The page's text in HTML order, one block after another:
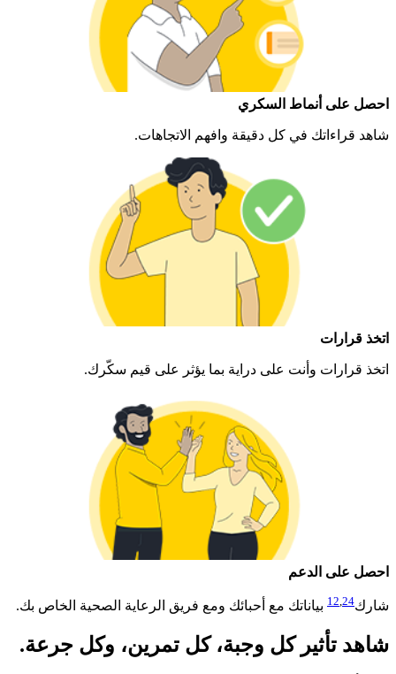
احصل على أنماط السكري​
شاهد قراءاتك في كل دقيقة وافهم الاتجاهات.
اتخذ قرارات
اتخذ قرارات وأنت على دراية بما يؤثر على قيم سكّرك.
احصل على الدعم
شارك 12,24 بياناتك مع أحبائك ومع فريق الرعاية الصحية الخاص بك.
شاهد تأثير كل وجبة، كل تمرين، وكل جرعة.